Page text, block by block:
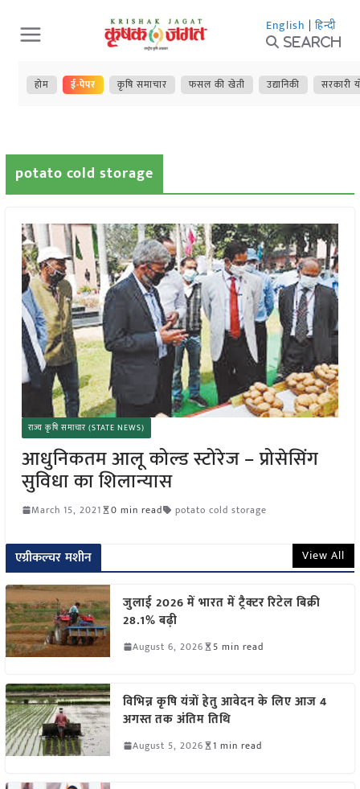
Skip
to
content
English | हिन्दी
Search
होम ई-पेपर कृषि समाचार फसल की खेती उद्यानिकी सरकारी
potato cold storage
राज्य कृषि समाचार (STATE NEWS)
आधुनिकतम आलू कोल्ड स्टोरेज – प्रोसेसिंग
सुविधा का शिलान्यास
March 15, 2021 0 min read potato cold storage
एग्रीकल्चर मशीन View All
जुलाई 2026 में भारत में ट्रैक्टर रिटेल बिक्री
28.1% बढ़ी
August 6, 2026 5 min read
विभिन्न कृषि यंत्रों हेतु आवेदन के लिए आज 4
अगस्त तक अंतिम तिथि
August 5, 2026 1 min read